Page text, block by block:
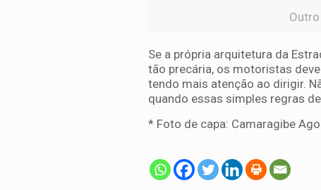
Se a própria arquitetura da
tão precária, os motoristas
tendo mais atenção ao dirigir.
quando essas simples regras
* Foto de capa: Camaragibe